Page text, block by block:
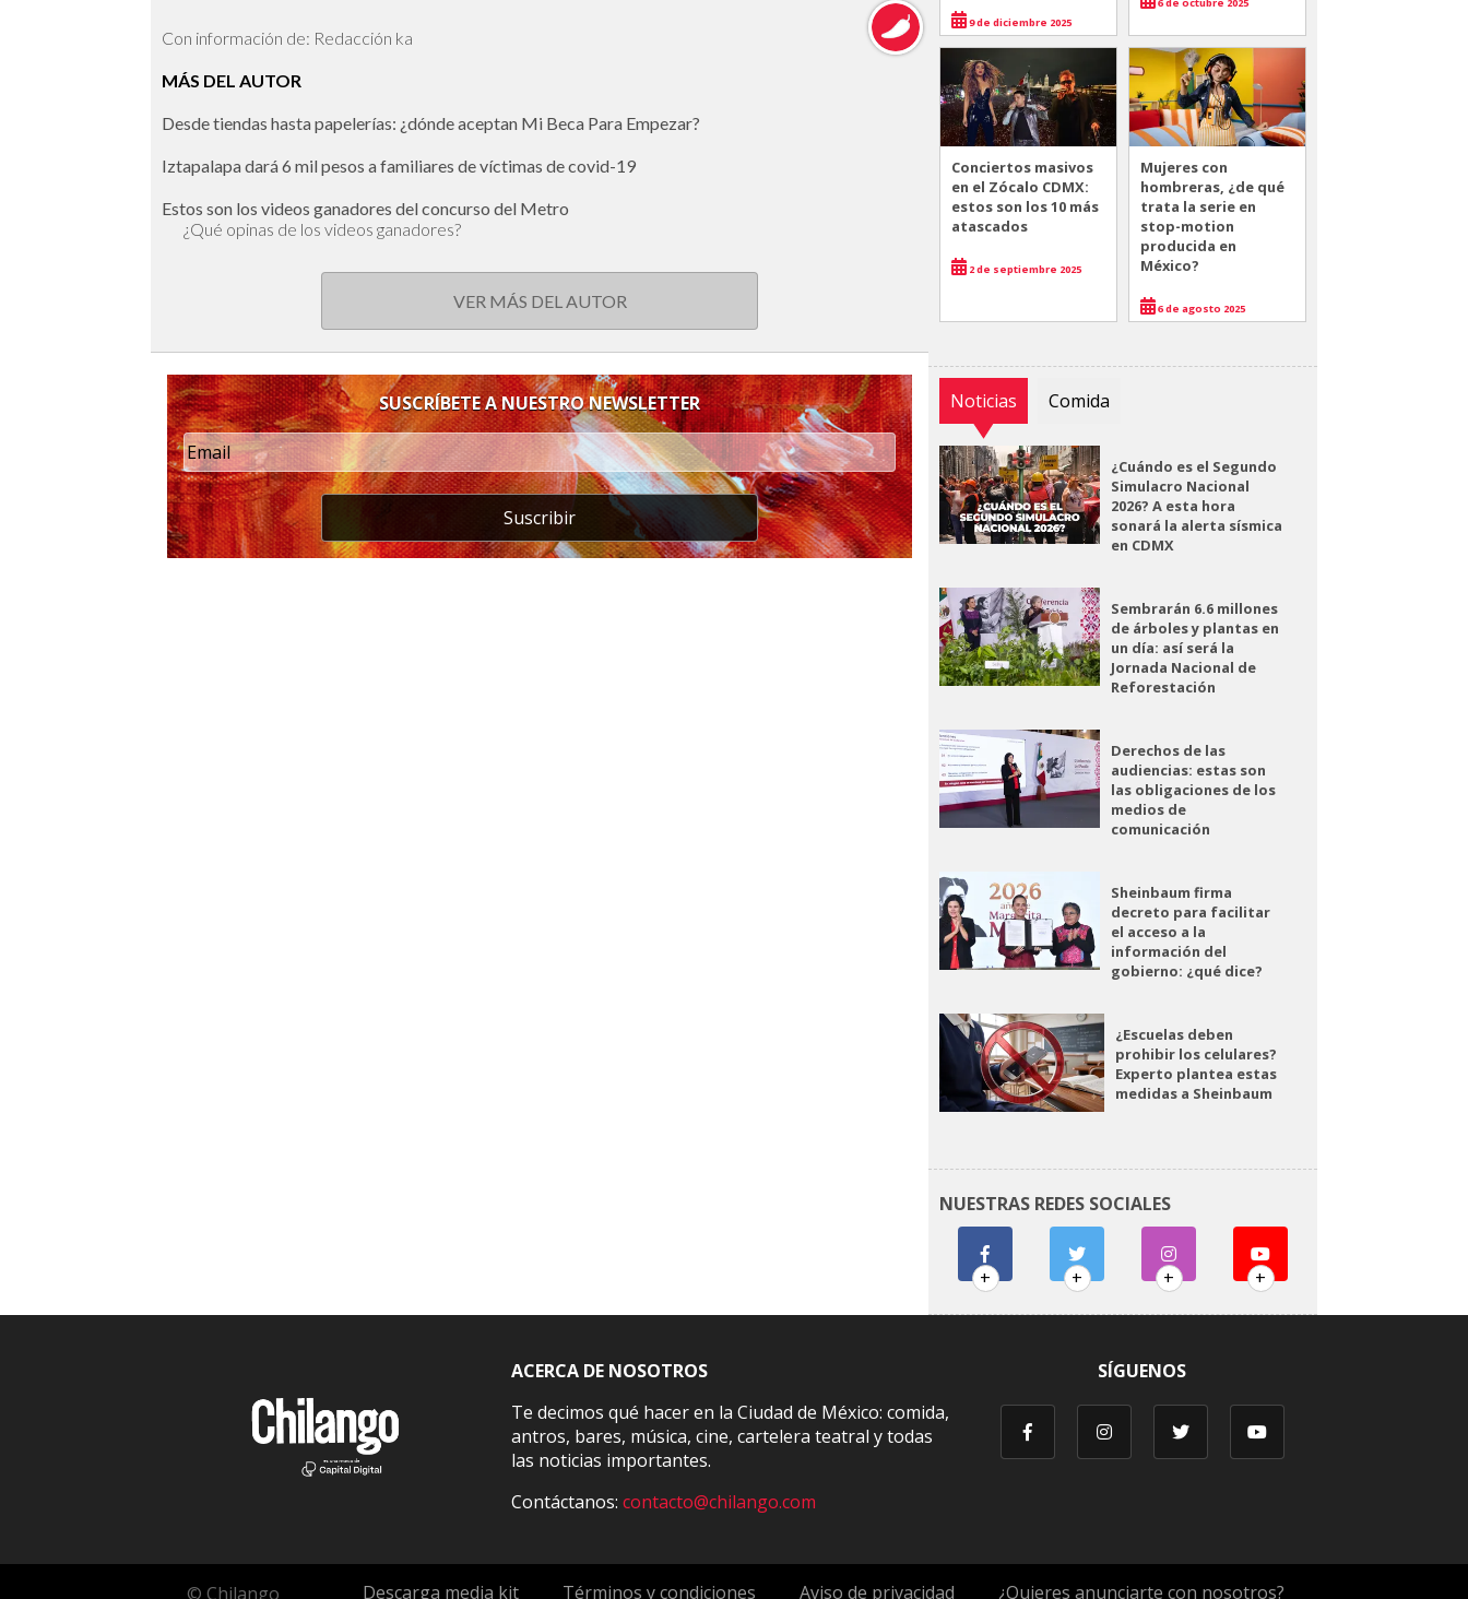
Con información de: Redacción ka
MÁS DEL AUTOR
Desde tiendas hasta papelerías: ¿dónde aceptan Mi Beca Para Empezar?
Iztapalapa dará 6 mil pesos a familiares de víctimas de covid-19
Estos son los videos ganadores del concurso del Metro
¿Qué opinas de los videos ganadores?
VER MÁS DEL AUTOR
SUSCRÍBETE A NUESTRO NEWSLETTER
Suscribir
9 de diciembre 2025
Conciertos masivos
en el Zócalo CDMX:
estos son los 10 más
atascados
2 de septiembre 2025
Mujeres con
hombreras, ¿de qué
trata la serie en
stop-motion
producida en
México?
6 de agosto 2025
Noticias Comida
¿Cuándo es el Segundo
Simulacro Nacional
2026? A esta hora
sonará la alerta sísmica
en CDMX
Sembrarán 6.6 millones
de árboles y plantas en
un día: así será la
Jornada Nacional de
Reforestación
Derechos de las
audiencias: estas son
las obligaciones de los
medios de
comunicación
Sheinbaum firma
decreto para facilitar
el acceso a la
información del
gobierno: ¿qué dice?
¿Escuelas deben
prohibir los celulares?
Experto plantea estas
medidas a Sheinbaum
NUESTRAS REDES SOCIALES
+ + + +
ACERCA DE NOSOTROS
Te decimos qué hacer en la Ciudad de México: comida,
antros, bares, música, cine, cartelera teatral y todas
las noticias importantes.
Contáctanos:contacto@chilango.com
SÍGUENOS
© Chilango Descarga media kit Términos y condiciones Aviso de privacidad ¿Quieres anunciarte con nosotros?